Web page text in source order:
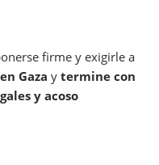
firme y exigirle a
Gazaytermine con
y acoso